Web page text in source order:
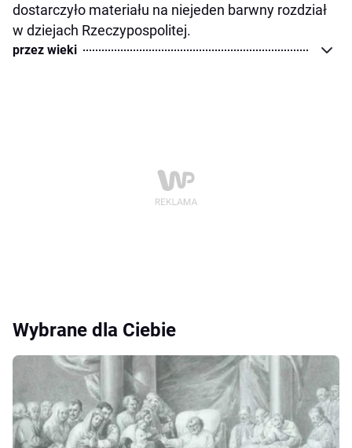
dostarczyło materiału na niejeden barwny rozdział
w dziejach Rzeczypospolitej.
przez wieki
Wybrane dla Ciebie